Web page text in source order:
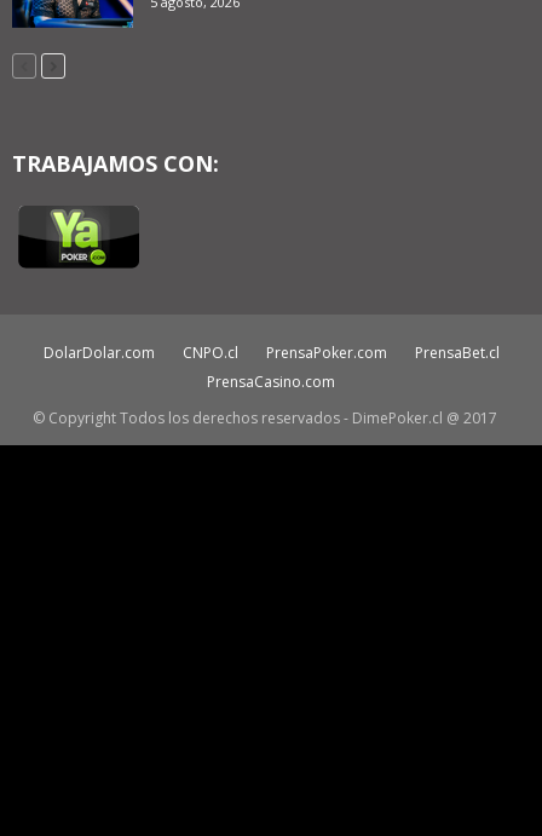
TRABAJAMOS CON:
DolarDolar.com CNPO.cl PrensaPoker.com
PrensaBet.cl
PrensaCasino.com
© Copyright Todos los derechos reservados - DimePoker.cl @ 2017